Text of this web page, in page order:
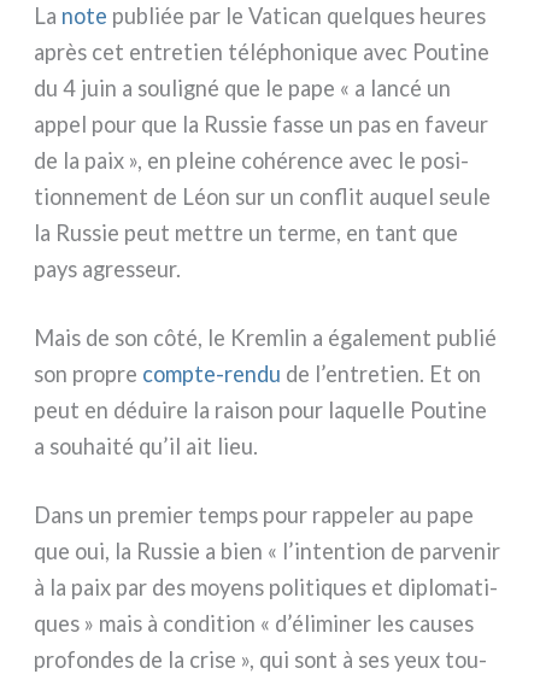
La note publiée par le Vatican quel­ques heu­res
après cet entre­tien télé­pho­ni­que avec Poutine
du 4 juin a sou­li­gné que le pape « a lan­cé un
appel pour que la Russie fas­se un pas en faveur
de la paix », en plei­ne cohé­ren­ce avec le posi­
tion­ne­ment de Léon sur un con­flit auquel seu­le
la Russie peut met­tre un ter­me, en tant que
pays agres­seur.
Mais de son côté, le Kremlin a éga­le­ment publié
son pro­pre compte-rendu de l’entretien. Et on
peut en dédui­re la rai­son pour laquel­le Poutine
a sou­hai­té qu’il ait lieu.
Dans un pre­mier temps pour rap­pe­ler au pape
que oui, la Russie a bien « l’intention de par­ve­nir
à la paix par des moyens poli­ti­ques et diplo­ma­ti­
ques » mais à con­di­tion « d’éliminer les cau­ses
pro­fon­des de la cri­se », qui sont à ses yeux tou­